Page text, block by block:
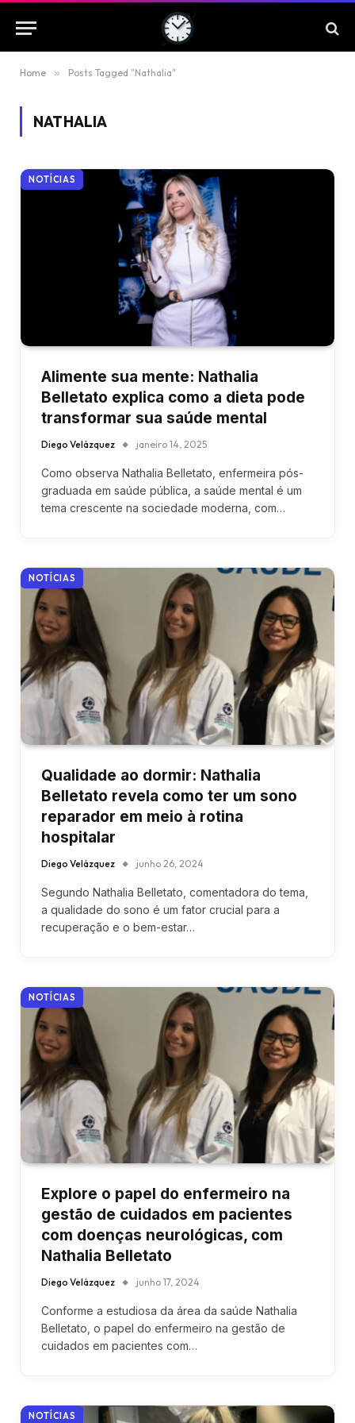
Home » Posts Tagged "Nathalia"
NATHALIA
NOTÍCIAS
Alimente sua mente: Nathalia
Belletato explica como a dieta pode
transformar sua saúde mental
Diego Velázquez janeiro 14, 2025
Como observa Nathalia Belletato, enfermeira pós-
graduada em saúde pública, a saúde mental é um
tema crescente na sociedade moderna, com…
NOTÍCIAS
Qualidade ao dormir: Nathalia
Belletato revela como ter um sono
reparador em meio à rotina
hospitalar
Diego Velázquez junho 26, 2024
Segundo Nathalia Belletato, comentadora do tema,
a qualidade do sono é um fator crucial para a
recuperação e o bem-estar…
NOTÍCIAS
Explore o papel do enfermeiro na
gestão de cuidados em pacientes
com doenças neurológicas, com
Nathalia Belletato
Diego Velázquez junho 17, 2024
Conforme a estudiosa da área da saúde Nathalia
Belletato, o papel do enfermeiro na gestão de
cuidados em pacientes com…
NOTÍCIAS